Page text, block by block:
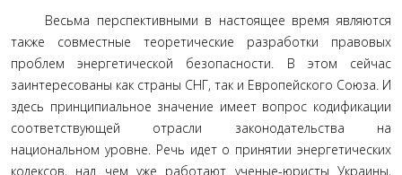
Весьма перспективными в настоящее время являются
также совместные теоретические разработки правовых
проблем энергетической безопасности. В этом сейчас
заинтересованы как страны СНГ, так и Европейского Союза. И
здесь принципиальное значение имеет вопрос кодификации
соответствующей отрасли законодательства на
национальном уровне. Речь идет о принятии энергетических
кодексов, над чем уже работают ученые-юристы Украины,